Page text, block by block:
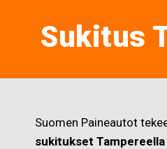
Sukitus
Suomen Paineautot
sukitukset Tampereella